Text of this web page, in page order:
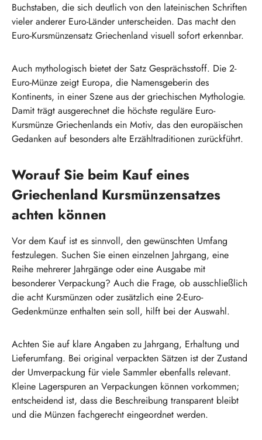
Buchstaben, die sich deutlich von den lateinischen Schriften
vieler anderer Euro-Länder unterscheiden. Das macht den
Euro-Kursmünzensatz Griechenland visuell sofort erkennbar.
Auch mythologisch bietet der Satz Gesprächsstoff. Die 2-
Euro-Münze zeigt Europa, die Namensgeberin des
Kontinents, in einer Szene aus der griechischen Mythologie.
Damit trägt ausgerechnet die höchste reguläre Euro-
Kursmünze Griechenlands ein Motiv, das den europäischen
Gedanken auf besonders alte Erzähltraditionen zurückführt.
Worauf Sie beim Kauf eines
Griechenland Kursmünzensatzes
achten können
Vor dem Kauf ist es sinnvoll, den gewünschten Umfang
festzulegen. Suchen Sie einen einzelnen Jahrgang, eine
Reihe mehrerer Jahrgänge oder eine Ausgabe mit
besonderer Verpackung? Auch die Frage, ob ausschließlich
die acht Kursmünzen oder zusätzlich eine 2-Euro-
Gedenkmünze enthalten sein soll, hilft bei der Auswahl.
Achten Sie auf klare Angaben zu Jahrgang, Erhaltung und
Lieferumfang. Bei original verpackten Sätzen ist der Zustand
der Umverpackung für viele Sammler ebenfalls relevant.
Kleine Lagerspuren an Verpackungen können vorkommen;
entscheidend ist, dass die Beschreibung transparent bleibt
und die Münzen fachgerecht eingeordnet werden.